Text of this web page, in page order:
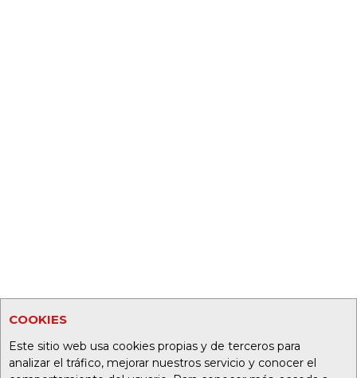
COOKIES
Este sitio web usa cookies propias y de terceros para
analizar el tráfico, mejorar nuestros servicio y conocer el